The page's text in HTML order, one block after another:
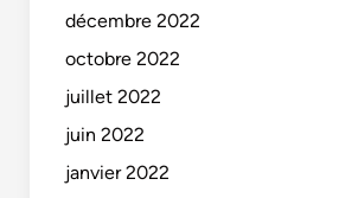
décembre 2022
octobre 2022
juillet 2022
juin 2022
janvier 2022